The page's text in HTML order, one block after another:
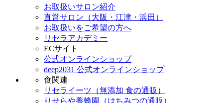
お取扱いサロン紹介
直営サロン（大阪・江津・浜田）
お取扱いをご希望の方へ
リセラアカデミー
ECサイト
公式オンラインショップ
deep2031 公式オンラインショップ
食関連
リセライーツ（無添加 食の通販）
りせらや養蜂園（はちみつの通販）